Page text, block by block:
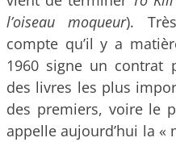
l’oiseau moqueur).
compte qu’il y a
1960 signe un contrat
des livres les plus
des premiers, voire le
appelle aujourd’hui la «